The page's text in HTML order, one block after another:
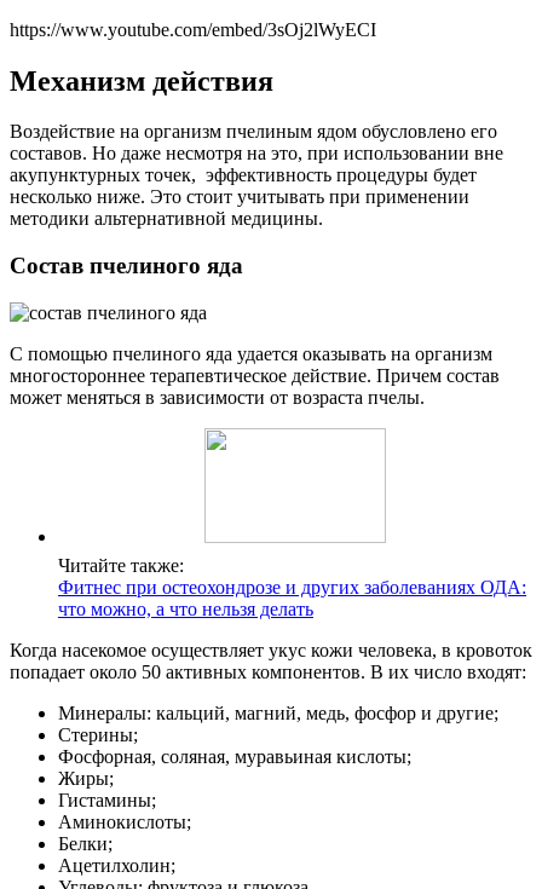
https://www.youtube.com/embed/3sOj2lWyECI
Механизм действия
Воздействие на организм пчелиным ядом обусловлено его
составов. Но даже несмотря на это, при использовании вне
акупунктурных точек, эффективность процедуры будет
несколько ниже. Это стоит учитывать при применении
методики альтернативной медицины.
Состав пчелиного яда
С помощью пчелиного яда удается оказывать на организм
многостороннее терапевтическое действие. Причем состав
может меняться в зависимости от возраста пчелы.
Читайте также:
Фитнес при остеохондрозе и других заболеваниях ОДА:
что можно, а что нельзя делать
Когда насекомое осуществляет укус кожи человека, в кровоток
попадает около 50 активных компонентов. В их число входят:
Минералы: кальций, магний, медь, фосфор и другие;
Стерины;
Фосфорная, соляная, муравьиная кислоты;
Жиры;
Гистамины;
Аминокислоты;
Белки;
Ацетилхолин;